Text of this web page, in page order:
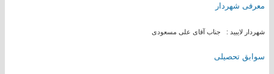
معرفی شهردار
شهردار لایبید : جناب آقای علی مسعودی
سوابق تحصیلی